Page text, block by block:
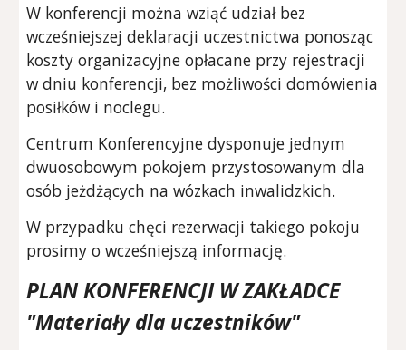
W konferencji można wziąć udział bez
wcześniejszej deklaracji uczestnictwa ponosząc
koszty organizacyjne opłacane przy rejestracji
w dniu konferencji, bez możliwości domówienia
posiłków i noclegu.
Centrum Konferencyjne dysponuje jednym
dwuosobowym pokojem przystosowanym dla
osób jeżdżących na wózkach inwalidzkich.
W przypadku chęci rezerwacji takiego pokoju
prosimy o wcześniejszą informację.
PLAN KONFERENCJI W ZAKŁADCE
"Materiały dla uczestników"